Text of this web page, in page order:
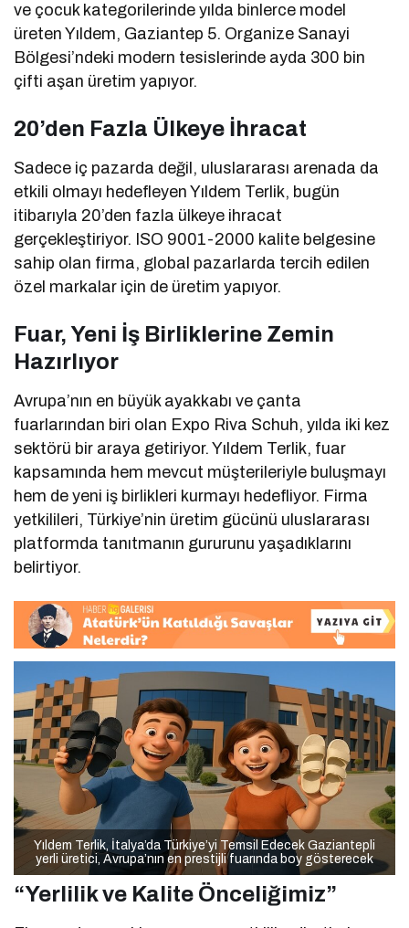
ve çocuk kategorilerinde yılda binlerce model
üreten Yıldem, Gaziantep 5. Organize Sanayi
Bölgesi’ndeki modern tesislerinde ayda 300 bin
çifti aşan üretim yapıyor.
20’den Fazla Ülkeye İhracat
Sadece iç pazarda değil, uluslararası arenada da
etkili olmayı hedefleyen Yıldem Terlik, bugün
itibarıyla 20’den fazla ülkeye ihracat
gerçekleştiriyor. ISO 9001-2000 kalite belgesine
sahip olan firma, global pazarlarda tercih edilen
özel markalar için de üretim yapıyor.
Fuar, Yeni İş Birliklerine Zemin
Hazırlıyor
Avrupa’nın en büyük ayakkabı ve çanta
fuarlarından biri olan Expo Riva Schuh, yılda iki kez
sektörü bir araya getiriyor. Yıldem Terlik, fuar
kapsamında hem mevcut müşterileriyle buluşmayı
hem de yeni iş birlikleri kurmayı hedefliyor. Firma
yetkilileri, Türkiye’nin üretim gücünü uluslararası
platformda tanıtmanın gururunu yaşadıklarını
belirtiyor.
Yıldem Terlik, İtalya’da Türkiye’yi Temsil Edecek Gaziantepli
yerli üretici, Avrupa’nın en prestijli fuarında boy gösterecek
“Yerlilik ve Kalite Önceliğimiz”